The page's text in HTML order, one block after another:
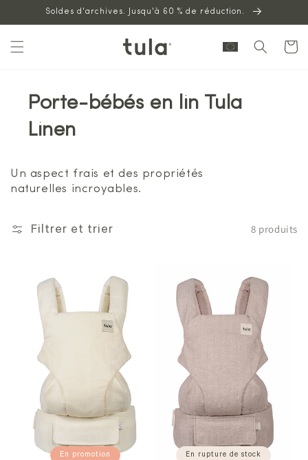
Aller au
contenu
Soldes d'archives. Jusqu'à 60 % de réduction.
Panier
Porte-bébés en lin Tula
Linen
Un aspect frais et des propriétés
naturelles incroyables.
Filtrer et trier 8 produits
En promotion En rupture de stock